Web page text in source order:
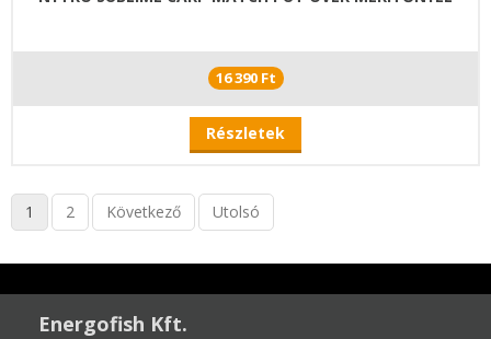
16 390 Ft
Részletek
1 2 Következő Utolsó
Energofish Kft.